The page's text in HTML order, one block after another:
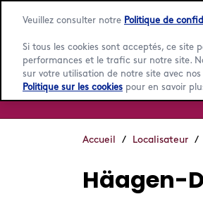
Accueil / Localisateur /
Häagen-
Veuillez consulter notre Politique de
Si tous les cookies sont acceptés, ce site
performances et le trafic sur notre site.
sur votre utilisation de notre site avec
Politique sur les cookies pour en savoir